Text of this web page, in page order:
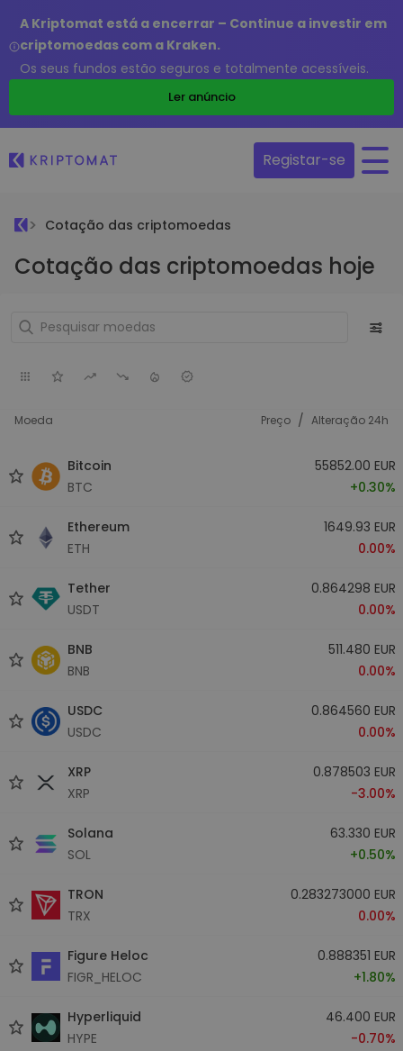
A Kriptomat está a encerrar – Continue a investir em
criptomoedas com a Kraken.
Os seus fundos estão seguros e totalmente acessíveis.
Ler anúncio
Registar-se
Cotação das criptomoedas
Cotação das criptomoedas hoje
Moeda Preço / Alteração 24h
Bitcoin
BTC
55852.00 EUR
+0.30%
Ethereum
ETH
1649.93 EUR
0.00%
Tether
USDT
0.864298 EUR
0.00%
BNB
BNB
511.480 EUR
0.00%
USDC
USDC
0.864560 EUR
0.00%
XRP
XRP
0.878503 EUR
-3.00%
Solana
SOL
63.330 EUR
+0.50%
TRON
TRX
0.283273000 EUR
0.00%
Figure Heloc
FIGR_HELOC
0.888351 EUR
+1.80%
Hyperliquid
HYPE
46.400 EUR
-0.70%